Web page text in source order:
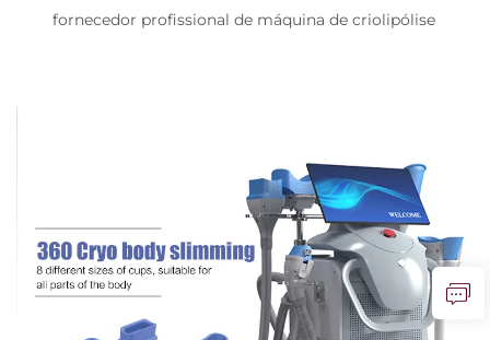
fornecedor profissional de máquina de criolipólise